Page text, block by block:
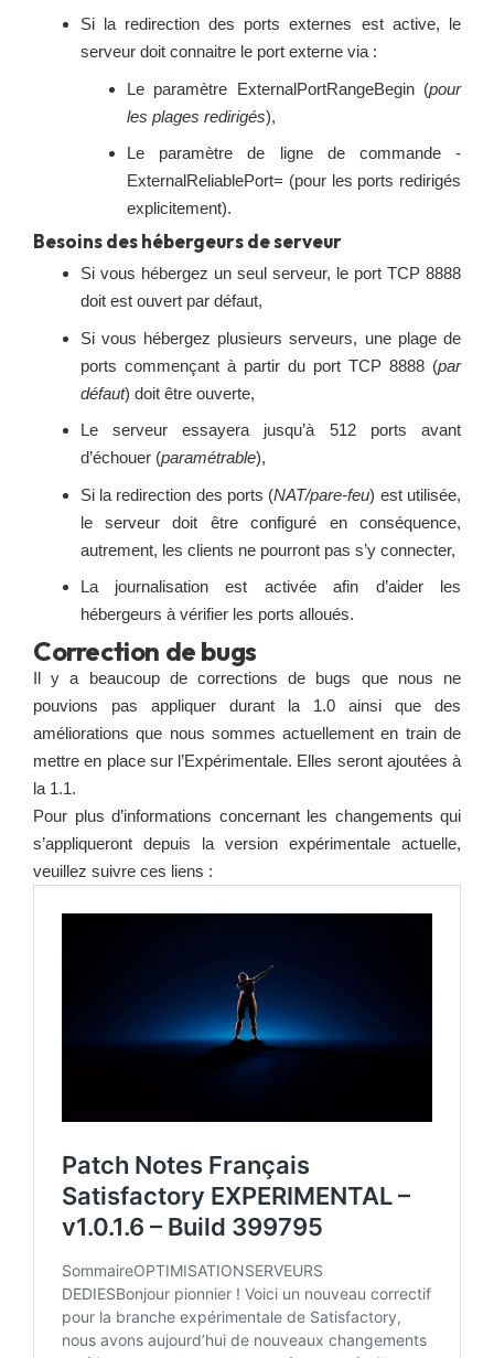
Si la redirection des ports externes est active, le
serveur doit connaitre le port externe via :
Le paramètre ExternalPortRangeBegin (pour
les plages redirigés),
Le paramètre de ligne de commande -
ExternalReliablePort= (pour les ports redirigés
explicitement).
Besoins des hébergeurs de serveur
Si vous hébergez un seul serveur, le port TCP 8888
doit est ouvert par défaut,
Si vous hébergez plusieurs serveurs, une plage de
ports commençant à partir du port TCP 8888 (par
défaut) doit être ouverte,
Le serveur essayera jusqu’à 512 ports avant
d’échouer (paramétrable),
Si la redirection des ports (NAT/pare-feu) est utilisée,
le serveur doit être configuré en conséquence,
autrement, les clients ne pourront pas s’y connecter,
La journalisation est activée afin d’aider les
hébergeurs à vérifier les ports alloués.
Correction de bugs
Il y a beaucoup de corrections de bugs que nous ne
pouvions pas appliquer durant la 1.0 ainsi que des
améliorations que nous sommes actuellement en train de
mettre en place sur l’Expérimentale. Elles seront ajoutées à
la 1.1.
Pour plus d’informations concernant les changements qui
s’appliqueront depuis la version expérimentale actuelle,
veuillez suivre ces liens :